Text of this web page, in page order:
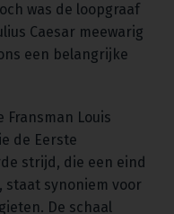
was de loopgraaf
Caesar meewarig
een belangrijke
Louis
de Eerste
strijd, die een eind
staat synoniem voor
De schaal